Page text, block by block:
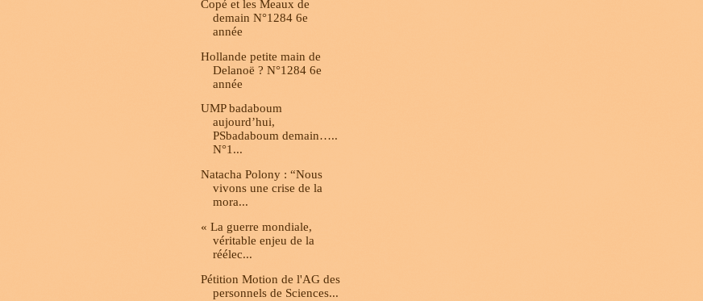
Copé et les Meaux de
demain N°1284 6e
année
Hollande petite main de
Delanoë ? N°1284 6e
année
UMP badaboum
aujourd’hui,
PSbadaboum demain…..
N°1...
Natacha Polony : “Nous
vivons une crise de la
mora...
« La guerre mondiale,
véritable enjeu de la
réélec...
Pétition Motion de l'AG des
personnels de Sciences...